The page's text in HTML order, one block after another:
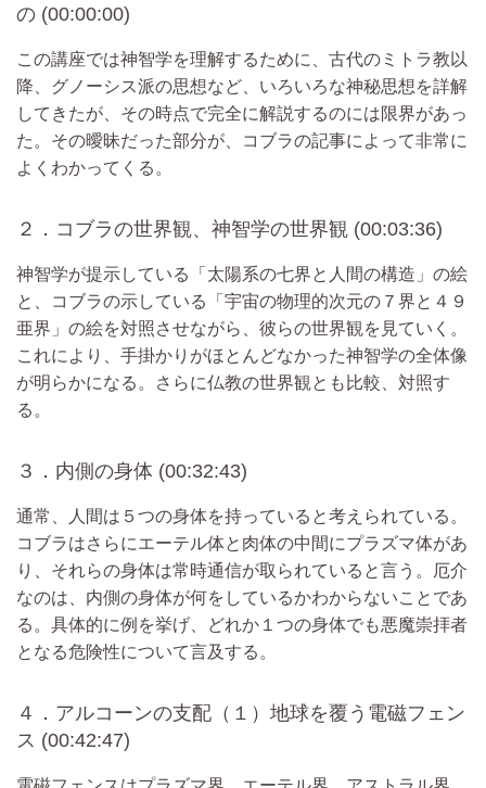
の (00:00:00)
この講座では神智学を理解するために、古代のミトラ教以
降、グノーシス派の思想など、いろいろな神秘思想を詳解
してきたが、その時点で完全に解説するのには限界があっ
た。その曖昧だった部分が、コブラの記事によって非常に
よくわかってくる。
２．コブラの世界観、神智学の世界観 (00:03:36)
神智学が提示している「太陽系の七界と人間の構造」の絵
と、コブラの示している「宇宙の物理的次元の７界と４９
亜界」の絵を対照させながら、彼らの世界観を見ていく。
これにより、手掛かりがほとんどなかった神智学の全体像
が明らかになる。さらに仏教の世界観とも比較、対照す
る。
３．内側の身体 (00:32:43)
通常、人間は５つの身体を持っていると考えられている。
コブラはさらにエーテル体と肉体の中間にプラズマ体があ
り、それらの身体は常時通信が取られていると言う。厄介
なのは、内側の身体が何をしているかわからないことであ
る。具体的に例を挙げ、どれか１つの身体でも悪魔崇拝者
となる危険性について言及する。
４．アルコーンの支配（１）地球を覆う電磁フェン
ス (00:42:47)